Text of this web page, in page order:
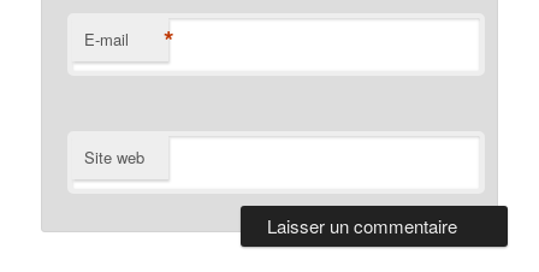
E-mail *
Site web